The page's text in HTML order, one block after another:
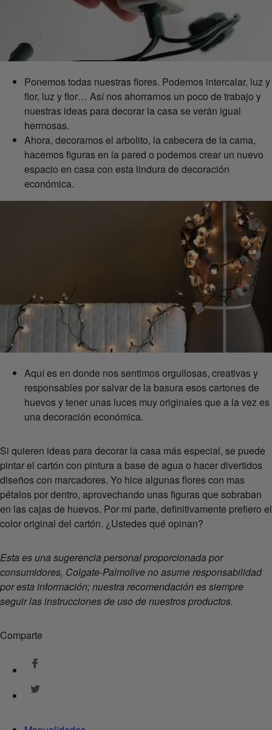
Ponemos todas nuestras flores. Podemos intercalar, luz y
flor, luz y flor… Así nos ahorrarnos un poco de trabajo y
nuestras ideas para decorar la casa se verán igual
hermosas.
Ahora, decoramos el arbolito, la cabecera de la cama,
hacemos figuras en la pared o podemos crear un nuevo
espacio en casa con esta lindura de decoración
económica.
Aquí es en donde nos sentimos orgullosas, creativas y
responsables por salvar de la basura esos cartones de
huevos y tener unas luces muy originales que a la vez es
una decoración económica.
Si quieren ideas para decorar la casa más especial, se puede
pintar el cartón con pintura a base de agua o hacer divertidos
diseños con marcadores. Yo hice algunas flores con mas
pétalos por dentro, aprovechando unas figuras que sobraban
en las cajas de huevos. Por mi parte, definitivamente prefiero el
color original del cartón. ¿Ustedes qué opinan?
Esta es una sugerencia personal proporcionada por
consumidores, Colgate-Palmolive no asume responsabilidad
por esta información; nuestra recomendación es siempre
seguir las instrucciones de uso de nuestros productos.
Comparte